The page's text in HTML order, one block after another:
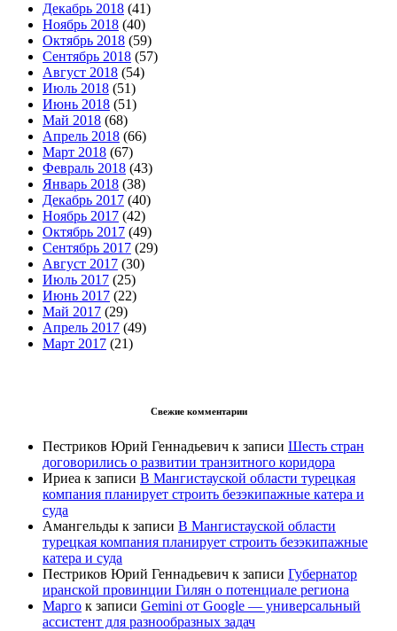
Декабрь 2018 (41)
Ноябрь 2018 (40)
Октябрь 2018 (59)
Сентябрь 2018 (57)
Август 2018 (54)
Июль 2018 (51)
Июнь 2018 (51)
Май 2018 (68)
Апрель 2018 (66)
Март 2018 (67)
Февраль 2018 (43)
Январь 2018 (38)
Декабрь 2017 (40)
Ноябрь 2017 (42)
Октябрь 2017 (49)
Сентябрь 2017 (29)
Август 2017 (30)
Июль 2017 (25)
Июнь 2017 (22)
Май 2017 (29)
Апрель 2017 (49)
Март 2017 (21)
Свежие комментарии
Пестриков Юрий Геннадьевич к записи Шесть стран
договорились о развитии транзитного коридора
Ириеа к записи В Мангистауской области турецкая
компания планирует строить безэкипажные катера и
суда
Амангельды к записи В Мангистауской области
турецкая компания планирует строить безэкипажные
катера и суда
Пестриков Юрий Геннадьевич к записи Губернатор
иранской провинции Гилян о потенциале региона
Марго к записи Gemini от Google — универсальный
ассистент для разнообразных задач